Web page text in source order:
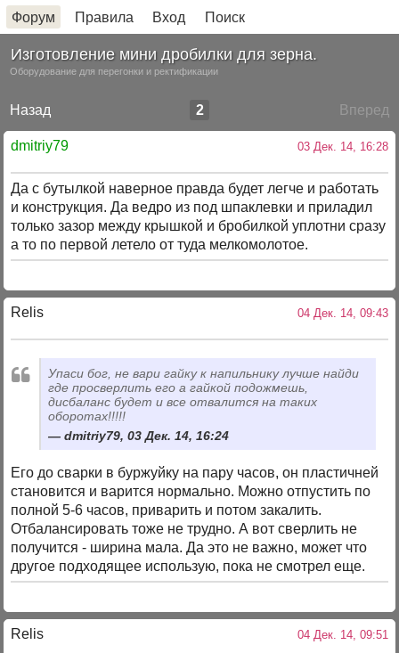
Форум Правила Вход Поиск
Изготовление мини дробилки для зерна.
Оборудование для перегонки и ректификации
Назад Вперед
2
dmitriy79 03 Дек. 14, 16:28
Да с бутылкой наверное правда будет легче и работать
и конструкция. Да ведро из под шпаклевки и приладил
только зазор между крышкой и бробилкой уплотни сразу
а то по первой летело от туда мелкомолотое.
Relis 04 Дек. 14, 09:43
Упаси бог, не вари гайку к напильнику лучше найди
где просверлить его а гайкой подожмешь,
дисбаланс будет и все отвалится на таких
оборотах!!!!!
dmitriy79, 03 Дек. 14, 16:24
Его до сварки в буржуйку на пару часов, он пластичней
становится и варится нормально. Можно отпустить по
полной 5-6 часов, приварить и потом закалить.
Отбалансировать тоже не трудно. А вот сверлить не
получится - ширина мала. Да это не важно, может что
другое подходящее использую, пока не смотрел еще.
Relis 04 Дек. 14, 09:51